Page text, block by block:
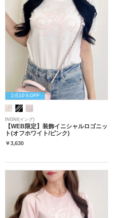
2点10％OFF
INGNI(イング)
【WEB限定】装飾イニシャルロゴニッ
ト(オフホワイト/ピンク)
￥3,630